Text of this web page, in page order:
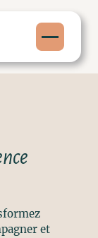
et